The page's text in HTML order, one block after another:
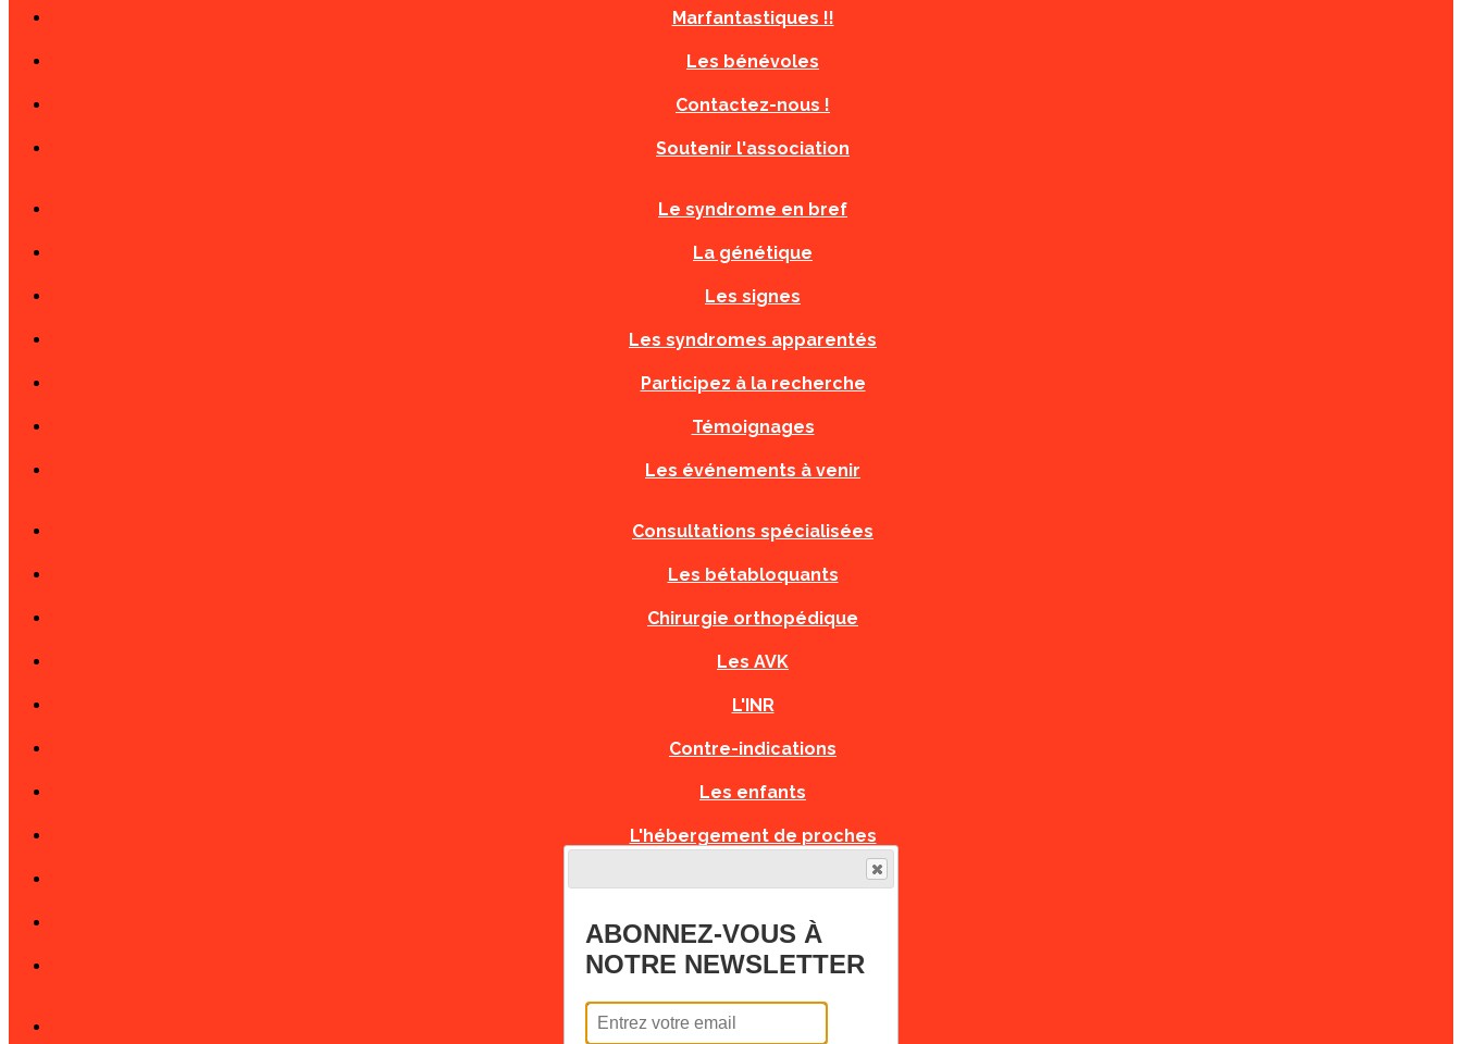
Marfantastiques !!
Les bénévoles
Contactez-nous !
Soutenir l'association
Le syndrome en bref
La génétique
Les signes
Les syndromes apparentés
Participez à la recherche
Témoignages
Les événements à venir
Consultations spécialisées
Les bétabloquants
Chirurgie orthopédique
Les AVK
L'INR
Contre-indications
Les enfants
L'hébergement de proches
Recommandations Grossesse
Fiches Urgences Orphanet
Tous à l'école
ABONNEZ-VOUS À
NOTRE NEWSLETTER